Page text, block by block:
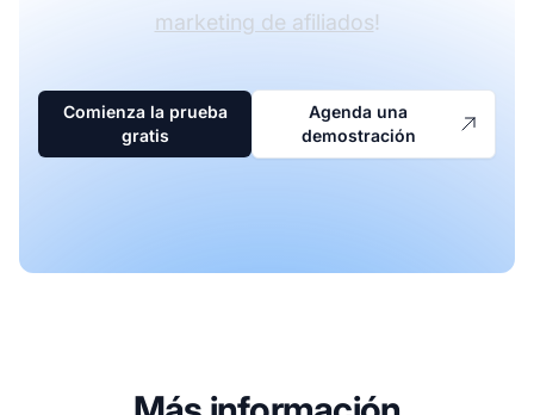
marketing de afiliados!
Comienza la prueba
gratis
Agenda una
demostración